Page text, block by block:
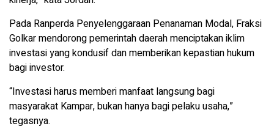
Pada Ranperda Penyelenggaraan Penanaman Modal, Fraksi
Golkar mendorong pemerintah daerah menciptakan iklim
investasi yang kondusif dan memberikan kepastian hukum
bagi investor.
“Investasi harus memberi manfaat langsung bagi
masyarakat Kampar, bukan hanya bagi pelaku usaha,”
tegasnya.